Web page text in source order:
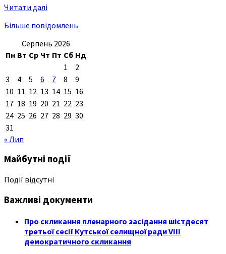
Читати далі
Більше повідомлень
Серпень 2026
Пн Вт Ср Чт Пт Сб Нд
1
2
3
4 5 6 7 8
9
10 11 12 13 14 15 16
17 18 19 20 21 22 23
24 25 26 27 28 29 30
31
« Лип
Майбутні події
Події відсутні
Важливі документи
Про скликання пленарного засідання шістдесят
третьої сесії Кутської селищної ради VIII
демократичного скликання